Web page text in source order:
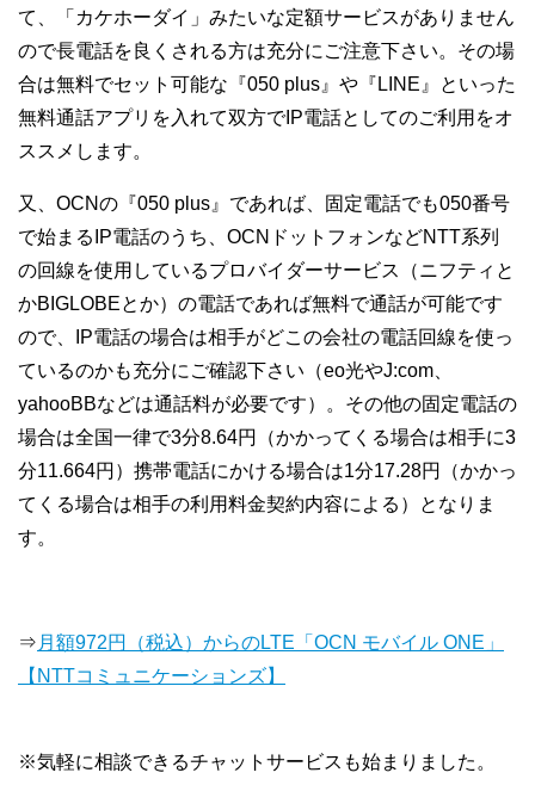
て、「カケホーダイ」みたいな定額サービスがありません
ので長電話を良くされる方は充分にご注意下さい。その場
合は無料でセット可能な『050 plus』や『LINE』といった
無料通話アプリを入れて双方でIP電話としてのご利用をオ
ススメします。
又、OCNの『050 plus』であれば、固定電話でも050番号
で始まるIP電話のうち、OCNドットフォンなどNTT系列
の回線を使用しているプロバイダーサービス（ニフティと
かBIGLOBEとか）の電話であれば無料で通話が可能です
ので、IP電話の場合は相手がどこの会社の電話回線を使っ
ているのかも充分にご確認下さい（eo光やJ:com、
yahooBBなどは通話料が必要です）。その他の固定電話の
場合は全国一律で3分8.64円（かかってくる場合は相手に3
分11.664円）携帯電話にかける場合は1分17.28円（かかっ
てくる場合は相手の利用料金契約内容による）となりま
す。
⇒ 月額972円（税込）からのLTE「OCN モバイル ONE」
【NTTコミュニケーションズ】
※気軽に相談できるチャットサービスも始まりました。